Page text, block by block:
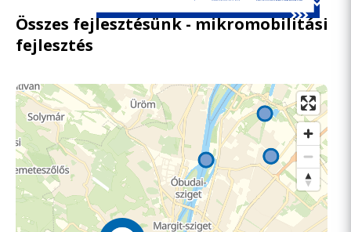
Összes fejlesztésünk - mikromobilitási
fejlesztés